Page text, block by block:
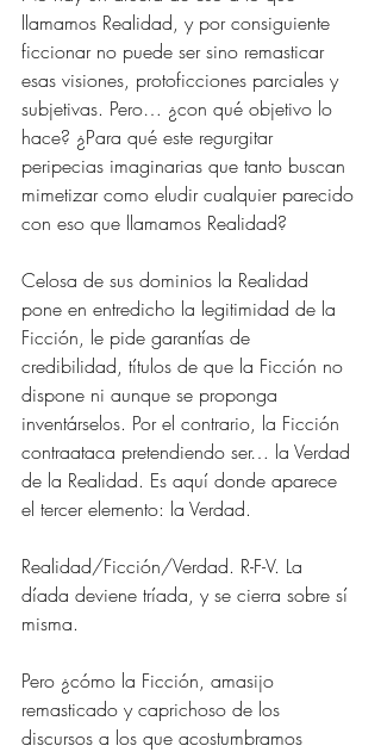
llamamos Realidad, y por consiguiente
ficcionar no puede ser sino remasticar
esas visiones, protoficciones parciales y
subjetivas. Pero… ¿con qué objetivo lo
hace? ¿Para qué este regurgitar
peripecias imaginarias que tanto buscan
mimetizar como eludir cualquier parecido
con eso que llamamos Realidad?
Celosa de sus dominios la Realidad
pone en entredicho la legitimidad de la
Ficción, le pide garantías de
credibilidad, títulos de que la Ficción no
dispone ni aunque se proponga
inventárselos. Por el contrario, la Ficción
contraataca pretendiendo ser… la Verdad
de la Realidad. Es aquí donde aparece
el tercer elemento: la Verdad.
Realidad/Ficción/Verdad. R-F-V. La
díada deviene tríada, y se cierra sobre sí
misma.
Pero ¿cómo la Ficción, amasijo
remasticado y caprichoso de los
discursos a los que acostumbramos